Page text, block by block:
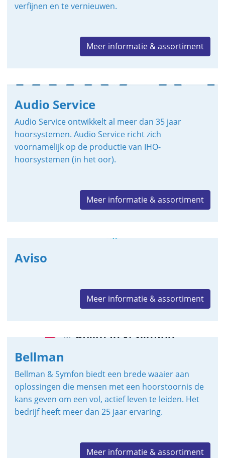
verfijnen en te vernieuwen.
Meer informatie & assortiment
Audio Service
Audio Service ontwikkelt al meer dan 35 jaar
hoorsystemen. Audio Service richt zich
voornamelijk op de productie van IHO-
hoorsystemen (in het oor).
Meer informatie & assortiment
Aviso
Meer informatie & assortiment
Bellman
Bellman & Symfon biedt een brede waaier aan
oplossingen die mensen met een hoorstoornis de
kans geven om een vol, actief leven te leiden. Het
bedrijf heeft meer dan 25 jaar ervaring.
Meer informatie & assortiment